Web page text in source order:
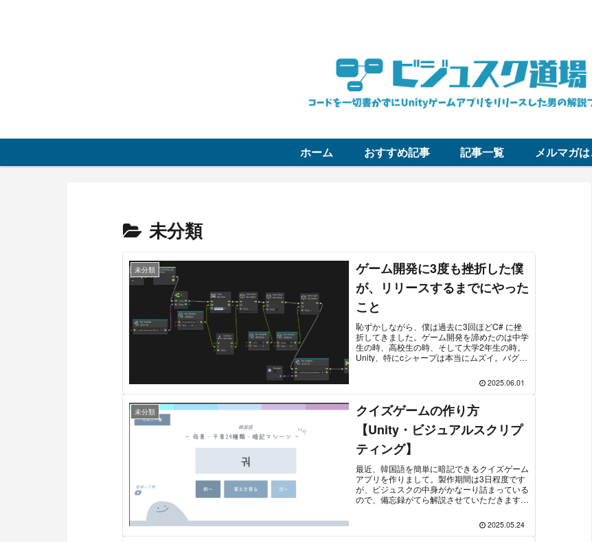
ホーム おすすめ記事 記事一覧 メルマガ
未分類
未分類
ゲーム開発に3度も挫折した僕
が、リリースするまでにやった
こと
恥ずかしながら、僕は過去に3回ほどC# に挫
折してきました。ゲーム開発を諦めたのは中学
生の時、高校生の時、そして大学2年生の時。
Unity、特にcシャープは本当にムズイ。バグと
2025.06.01
未分類
クイズゲームの作り方
【Unity・ビジュアルスクリプ
ティング】
最近、韓国語を簡単に暗記できるクイズゲーム
アプリを作りまして。製作期間は3日程度です
が、ビジュスクの中身がかなーり詰まっている
ので、備忘録がてら解説させていただきます。
2025.05.24